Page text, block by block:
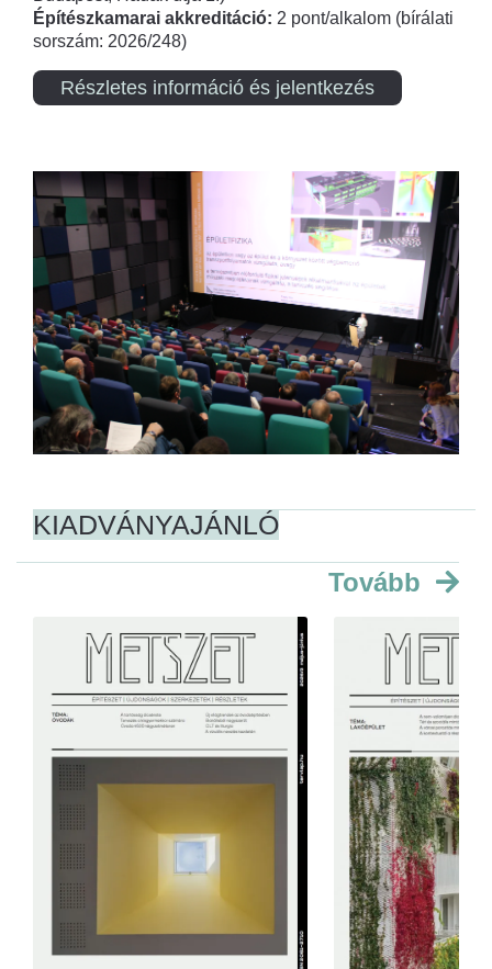
Építészkamarai akkreditáció: 2 pont/alkalom (bírálati
sorszám: 2026/248)
Részletes információ és jelentkezés
KIADVÁNYAJÁNLÓ
Tovább